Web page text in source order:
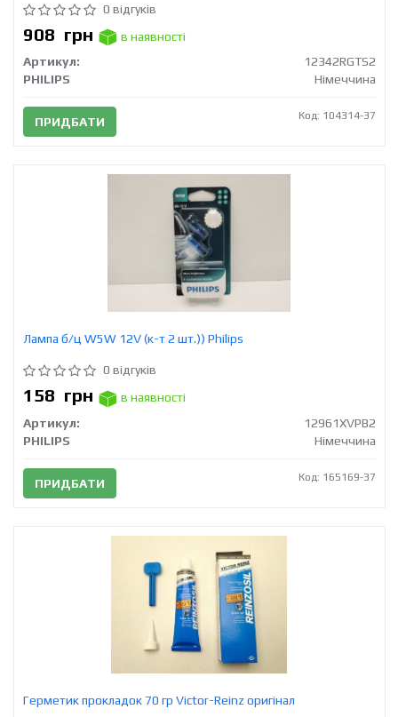
0 відгуків
908 грн
в наявності
Артикул:
12342RGTS2
PHILIPS
Німеччина
ПРИДБАТИ Код: 104314-37
Лампа б/ц W5W 12V (к-т 2 шт.)) Philips
0 відгуків
158 грн
в наявності
Артикул:
12961XVPB2
PHILIPS
Німеччина
ПРИДБАТИ Код: 165169-37
Герметик прокладок 70 гр Victor-Reinz оригінал